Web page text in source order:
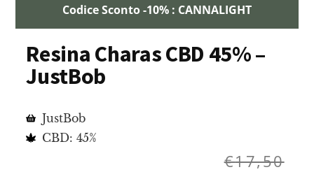
Codice Sconto -10% : CANNALIGHT
Resina Charas CBD 45% –
JustBob
JustBob
CBD: 45%
€17,50